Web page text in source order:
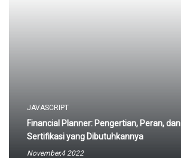
JAVASCRIPT
Financial Planner: Pengertian, Peran, dan
Sertifikasi yang Dibutuhkannya
November,4 2022